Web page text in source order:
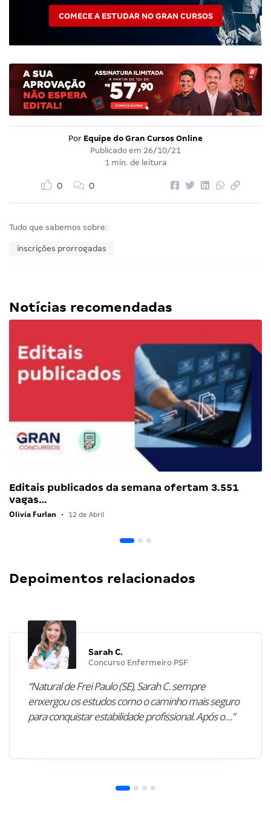
COMECE A ESTUDAR NO GRAN CURSOS
Por Equipe do Gran Cursos Online
Publicado em 26/10/21
1 min. de leitura
0 0
Tudo que sabemos sobre:
inscrições prorrogadas
Notícias recomendadas
Editais publicados da semana ofertam 3.551
vagas…
Olivia Furlan • 12 de Abril
Depoimentos relacionados
Sarah C.
Concurso Enfermeiro PSF
“Natural de Frei Paulo (SE), Sarah C. sempre
enxergou os estudos como o caminho mais seguro
para conquistar estabilidade profissional. Após o…”